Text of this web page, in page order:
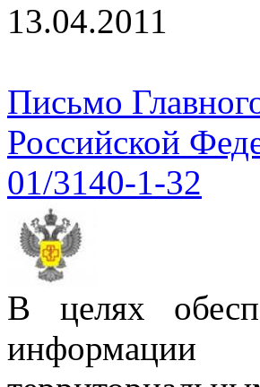
13.04.2011
Письмо
Российской
01/3140-1-32
В целях
информации